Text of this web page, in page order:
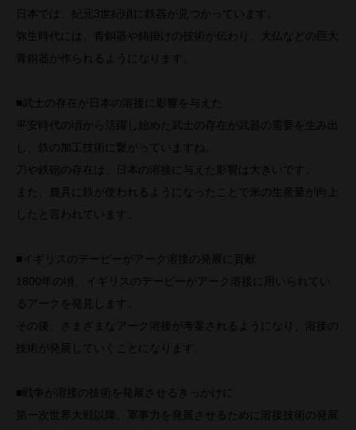
日本では、紀元3世紀頃に鉄器が見つかっています。
弥生時代には、青銅器や鋳掛けの技術が伝わり、大仏などの巨大
青銅器が作られるようになります。
■武士の存在が日本の溶接に影響を与えた
平安時代の頃から活躍し始めた武士の存在が武器の需要を生み出
し、鉄の加工技術に繋がっていますね。
刀や鉄砲の存在は、日本の溶接に与えた影響は大きいです。
また、農具に鉄が使われるようになったことで米の生産量が向上
したと言われています。
■イギリスのデービーがアーク溶接の発展に貢献
1800年の頃、イギリスのデービーがアーク溶接に用いられてい
るアークを発見します。
その後、さまざまなアーク溶接が考案されるようになり、溶接の
技術が発展していくことになります。
■戦争が溶接の技術を発展させるきっかけに
第一次世界大戦以降、軍事力を発展させるために溶接技術の発展